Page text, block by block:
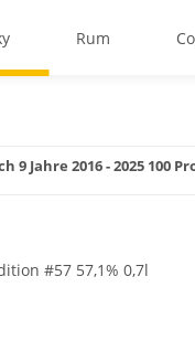
Rum
9 Jahre 2016 - 2025 100